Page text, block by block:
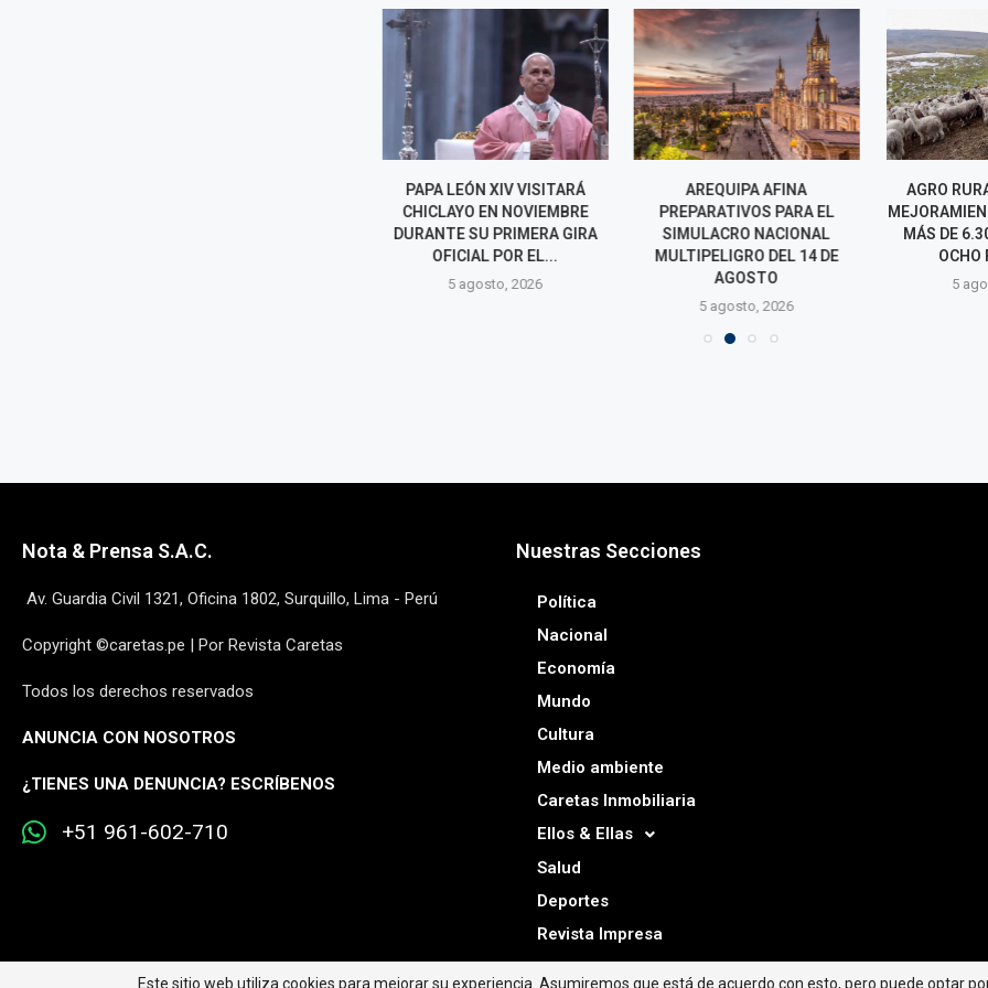
PAPA LEÓN XIV VISITARÁ
CHICLAYO EN NOVIEMBRE
DURANTE SU PRIMERA GIRA
OFICIAL POR EL...
5 agosto, 2026
AREQUIPA AFINA
PREPARATIVOS PARA EL
SIMULACRO NACIONAL
MULTIPELIGRO DEL 14 DE
AGOSTO
5 agosto, 2026
AGRO
MÁS DE
OCHO
5
Nota & Prensa S.A.C.
Av. Guardia Civil 1321, Oficina 1802, Surquillo, Lima - Perú
Copyright ©caretas.pe | Por Revista Caretas
Todos los derechos reservados
ANUNCIA CON NOSOTROS
¿TIENES UNA DENUNCIA? ESCRÍBENOS
+51 961-602-710
Nuestras Secciones
Política
Nacional
Economía
Mundo
Cultura
Medio ambiente
Caretas Inmobiliaria
Ellos & Ellas
Salud
Deportes
Revista Impresa
Este sitio web utiliza cookies para mejorar su experiencia. Asumiremos que está de acuerdo con esto, pero puede optar